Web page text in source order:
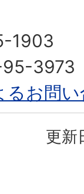
1903
95-3973
るお問
更新